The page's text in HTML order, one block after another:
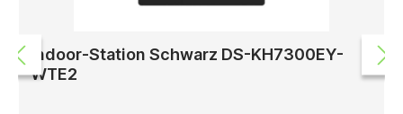
Indoor-Station Schwarz DS-KH7300EY-
WTE2